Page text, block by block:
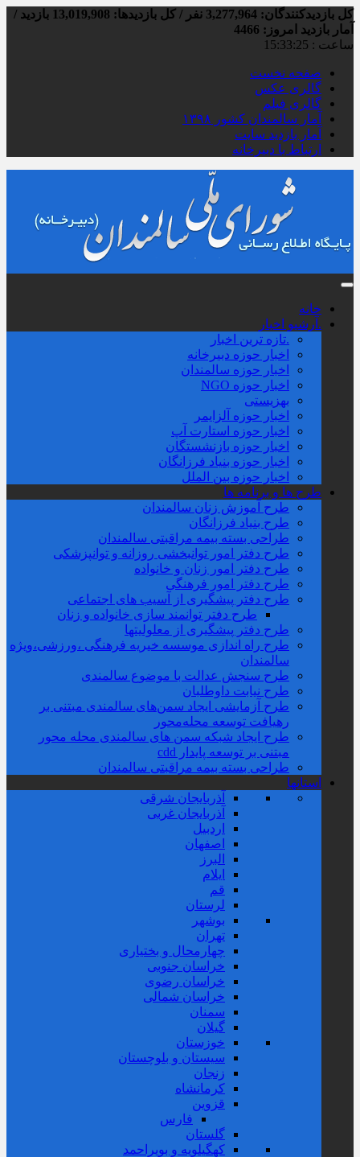
کل بازدیدکنند‌گان: 3,277,964 نفر / کل بازدیدها: 13,019,908 بازدید /
آمار بازدید امروز: 4466
ساعت : 15:33:26
صفحه نخست
گالری عکس
گالری فیلم
آمار سالمندان کشور ۱۳۹۸
آمار بازدید سایت
ارتباط با دبیرخانه
خانه
.آرشیو اخبار
.تازه ترین اخبار
اخبار حوزه دبیرخانه
اخبار حوزه سالمندان
اخبار حوزه NGO
بهزیستی
اخبار حوزه آلزايمر
اخبار حوزه استارت آپ
اخبار حوزه بازنشستگان
اخبار حوزه بنیاد فرزانگان
اخبار حوزه بین الملل
طرح ها و برنامه ها
طرح آموزش زنان سالمندان
طرح بنیاد فرزانگان
طراحی بسته بیمه مراقبتی سالمندان
طرح دفتر امور توانبخشی روزانه و توانپزشکی
طرح دفتر امور زنان و خانواده
طرح دفتر امور فرهنگی
طرح دفتر پیشگیری از آسیب های اجتماعی
طرح دفتر توانمند سازی خانواده و زنان
طرح دفتر پیشگیری از معلولیتها
طرح راه اندازی موسسه خیریه فرهنگی ،ورزشی،ویژه
سالمندان
طرح سنجش عدالت با موضوع سالمندی
طرح نیابت داوطلبان
طرح آزمایشی ایجاد سمن‌های سالمندی مبتنی بر
رهیافت توسعه محله‌‌محور
طرح ایجاد شبکه سمن های سالمندی محله محور
مبتنی بر توسعه پایدار cdd
طراحی بسته بیمه مراقبتی سالمندان
استانها
آذربایجان شرقی
آذربایجان غربی
اردبیل
اصفهان
البرز
ایلام
قم
لرستان
بوشهر
تهران
چهارمحال و بختیاری
خراسان جنوبی
خراسان رضوی
خراسان شمالی
سمنان
گیلان
خوزستان
سیستان و بلوچستان
زنجان
کرمانشاه
قزوین
فارس
گلستان
کهگیلویه و بویراحمد